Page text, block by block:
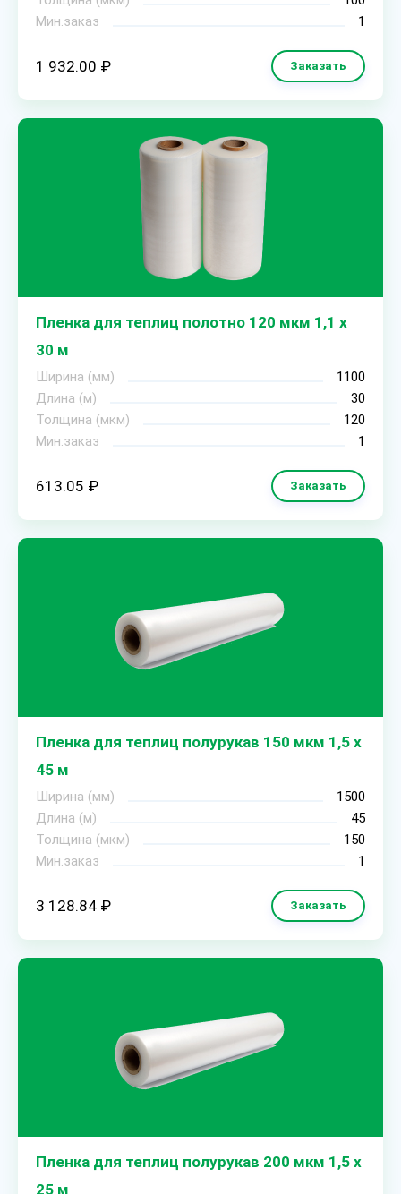
Мин.заказ
1
1 932.00 ₽ Заказать
Пленка для теплиц полотно 120 мкм 1,1 х
30 м
Ширина (мм)
1100
Длина (м)
30
Толщина (мкм)
120
Мин.заказ
1
613.05 ₽ Заказать
Пленка для теплиц полурукав 150 мкм 1,5 х
45 м
Ширина (мм)
1500
Длина (м)
45
Толщина (мкм)
150
Мин.заказ
1
3 128.84 ₽ Заказать
Пленка для теплиц полурукав 200 мкм 1,5 х
25 м